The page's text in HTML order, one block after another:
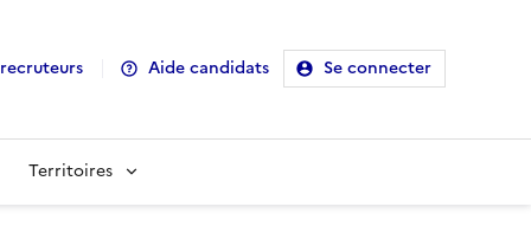
Aide candidats Se connecter
Territoires